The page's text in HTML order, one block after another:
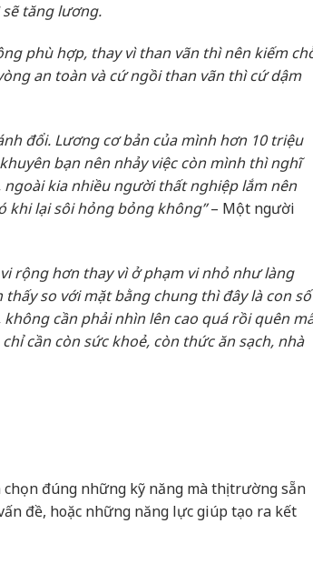
tăng lương.
phù hợp, thay vì than vãn thì nên kiếm
an toàn và cứ ngồi than vãn thì cứ dậm
đổi. Lương cơ bản của mình hơn 10 triệu
bạn nên nhảy việc còn mình thì nghĩ
kia nhiều người thất nghiệp lắm nên
lại sôi hỏng bỏng không”– Một người
rộng hơn thay vì ở phạm vi nhỏ như làng
so với mặt bằng chung thì đây là con số
cần phải nhìn lên cao quá rồi quên
cần còn sức khoẻ, còn thức ăn sạch, nhà
đúng những kỹ năng mà thị trường sẵn
đề, hoặc những năng lực giúp tạo ra kết